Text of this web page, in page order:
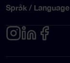
Språk / Language